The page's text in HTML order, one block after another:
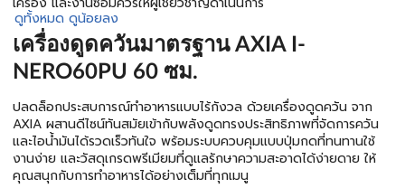
ดูทั้งหมด ดูน้อยลง
เครื่องดูดควันมาตรฐาน AXIA I-
NERO60PU 60 ซม.
ปลดล็อกประสบการณ์ทำอาหารแบบไร้กังวล ด้วยเครื่องดูดควัน จาก
AXIA ผสานดีไซน์ทันสมัยเข้ากับพลังดูดทรงประสิทธิภาพที่จัดการควัน
และไอน้ำมันได้รวดเร็วทันใจ พร้อมระบบควบคุมแบบปุ่มกดที่ทนทานใช้
งานง่าย และวัสดุเกรดพรีเมียมที่ดูแลรักษาความสะอาดได้ง่ายดาย ให้
คุณสนุกกับการทำอาหารได้อย่างเต็มที่ทุกเมนู